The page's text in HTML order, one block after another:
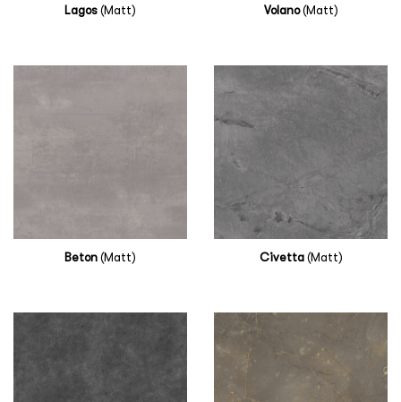
Lagos (Matt) Volano(Matt)
Beton (Matt) Civetta(Matt)